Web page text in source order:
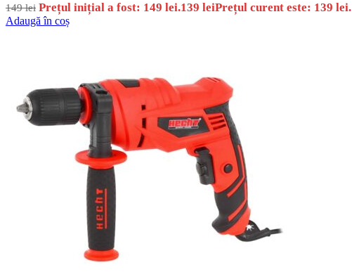
149lei Prețul inițial a fost: 149 lei.139 leiPrețul curent este: 139 lei.
Adaugă în coș